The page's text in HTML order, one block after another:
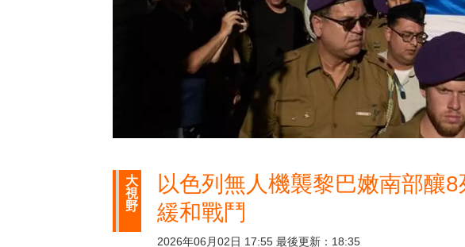
大
視
野
以色列無人機襲黎巴嫩南部釀
緩和戰鬥
2026年06月02日 17:55 最後更新：18:35